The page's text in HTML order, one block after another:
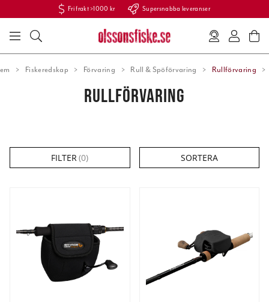
Fri frakt >1000 kr Supersnabba leveranser
Fiskeredskap Förvaring Rull & Spöförvaring Rullförvaring
RULLFÖRVARING
FILTER (0) SORTERA